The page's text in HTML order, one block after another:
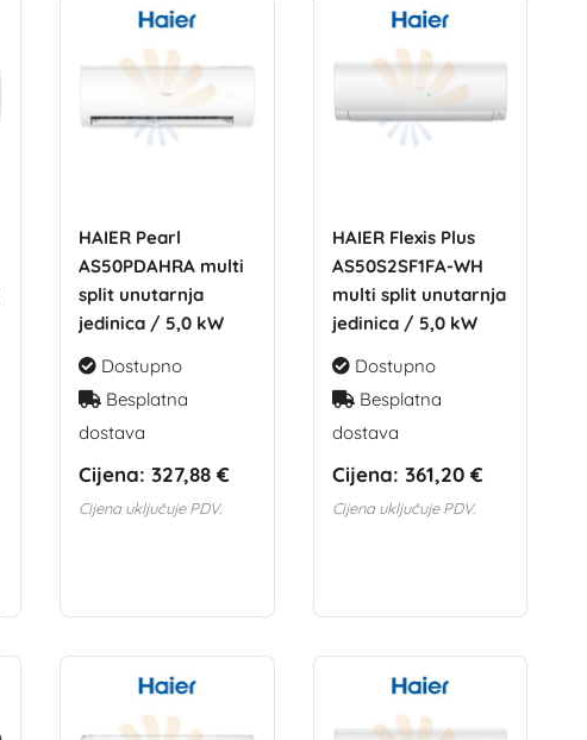
HAIER Pearl
AS50PDAHRA multi
split unutarnja
jedinica / 5,0 kW
Dostupno
Besplatna
dostava
Cijena: 327,88 €
Cijena uključuje PDV.
HAIER Flexis Plus
AS50S2SF1FA-WH
multi split unutarnja
jedinica / 5,0 kW
Dostupno
Besplatna
dostava
Cijena: 361,20 €
Cijena uključuje PDV.